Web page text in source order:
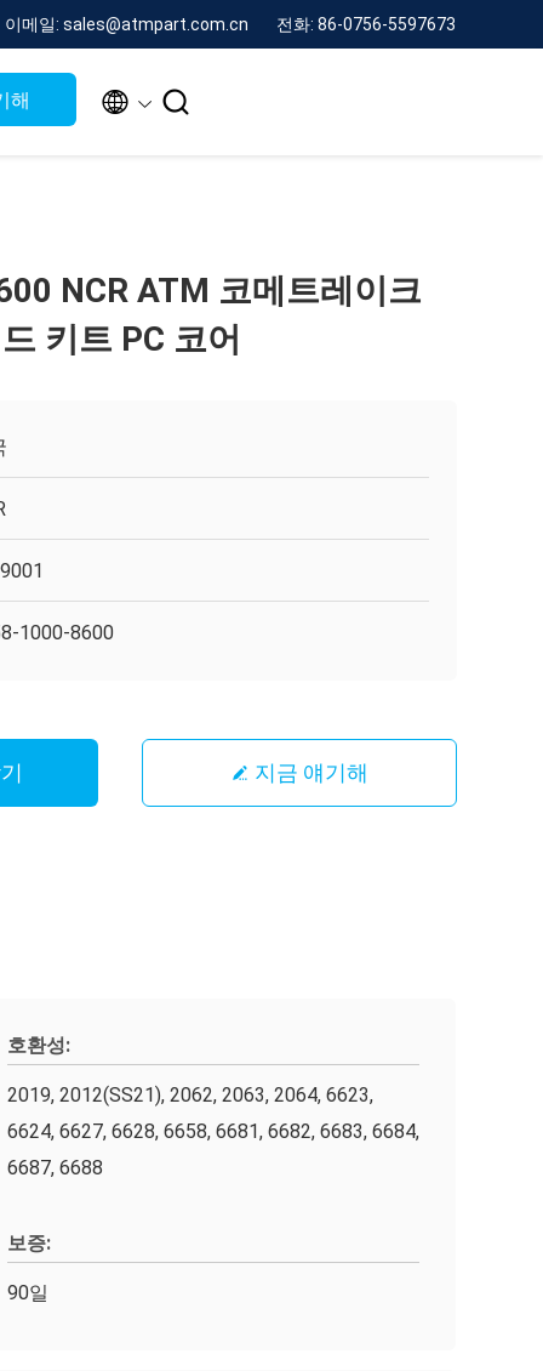
이메일: sales@atmpart.com.cn 전화: 86-0756-5597673
해  
NCR ATM 코메트레이크
키트 PC 코어
1000-8600
지금 얘기해
호환성:
2019, 2012(SS21), 2062, 2063, 2064, 6623,
6624, 6627, 6628, 6658, 6681, 6682, 6683, 6684,
6687, 6688
보증:
90일